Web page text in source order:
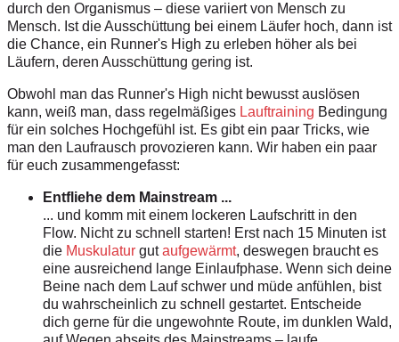
durch den Organismus – diese variiert von Mensch zu
Mensch. Ist die Ausschüttung bei einem Läufer hoch, dann ist
die Chance, ein Runner's High zu erleben höher als bei
Läufern, deren Ausschüttung gering ist.
Obwohl man das Runner's High nicht bewusst auslösen
kann, weiß man, dass regelmäßiges Lauftraining Bedingung
für ein solches Hochgefühl ist. Es gibt ein paar Tricks, wie
man den Laufrausch provozieren kann. Wir haben ein paar
für euch zusammengefasst:
Entfliehe dem Mainstream ...
... und komm mit einem lockeren Laufschritt in den
Flow. Nicht zu schnell starten! Erst nach 15 Minuten ist
die Muskulatur gutaufgewärmt, deswegen braucht es
eine ausreichend lange Einlaufphase. Wenn sich deine
Beine nach dem Lauf schwer und müde anfühlen, bist
du wahrscheinlich zu schnell gestartet. Entscheide
dich gerne für die ungewohnte Route, im dunklen Wald,